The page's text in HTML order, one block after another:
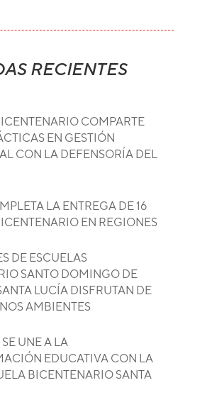
RECIENTES
COMPARTE
EN GESTIÓN
CON LA DEFENSORÍA DEL
LA ENTREGA DE 16
EN REGIONES
DE ESCUELAS
SANTO DOMINGO DE
LUCÍA DISFRUTAN DE
AMBIENTES
UNE A LA
EDUCATIVA CON LA
BICENTENARIO SANTA